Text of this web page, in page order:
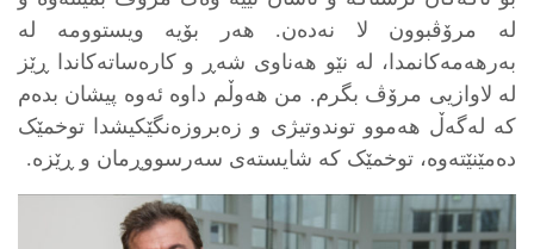
لە مرۆڤبوون لا نەدەن. هەر بۆیە ویستوومە لە
بەرهەمەکانمدا، لە نێو هەناوی شەڕ و کارەساتەکاندا ڕێز
لە لاوازیی مرۆڤ بگرم. من هەوڵم داوە ئەوە پیشان بدەم
کە لەگەڵ هەموو توندوتیژی و زەبروزەنگێکیشدا توخمێک
دەمێنێتەوە، توخمێک کە شایستەی سەرسووڕمان و ڕێزە.